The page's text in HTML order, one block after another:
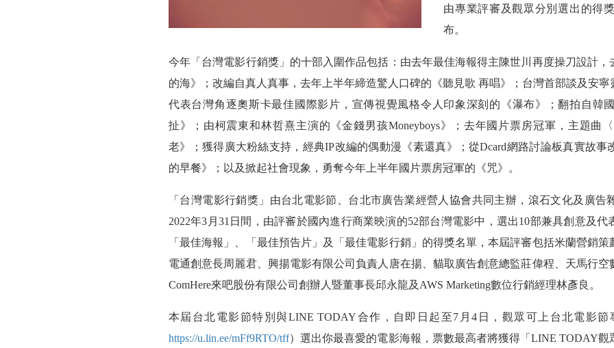
由專業評審及觀眾分別選出的得
布。
今年「台灣電影行銷獎」的十部入圍作品包括：由去年最佳海報得主陳世川再度操刀設計
的海》；改編自真人真事，去年上半年締造驚人口碑的《聽見歌 再唱》；台灣首部談及安寧
代表台灣角逐奧斯卡最佳國際影片，宣傳視覺風格令人印象深刻的《瀑布》；翻拍自韓
扯》；由柯震東和林哲熹主演的《金錢男孩Moneyboys》；去年國片票房冠軍，主題曲
老》；獲得廣大粉絲支持，經典IP改編的偶動漫《素還真》；從Dcard網路討論板真實故事
的早餐》；以及掀起社會現象，勇奪今年上半年國片票房冠軍的《咒》。
「台灣電影行銷獎」由台北電影節、台北市廣告業經營人協會共同主辦，滾石文化及廣告
2022年3 月 31 日間，由評審於國內進行商業映演的52部台灣電影中，選出10部兼具創意及代
「最佳海報」、「最佳預告片」及「最佳電影行銷」的得獎名單，本屆評審包括米蘭營銷
電通創意長周麗君、興揚電影有限公司負責人唐在揚、貓取廣告創意總監莊偉程、天馬行空
ComHere來吧股份有限公司創辦人暨董事長邱永龍及 AWS Marketing數位行銷經理林彥良。
本屆台北電影節特別與LINE TODAY合作，自即日起至7 月4 日，觀眾可上台北電影節
https://u.lin.ee/mFf9RTO/tff）選出你最喜愛的電影海報，票數最高者將獲得「LINE TODAY觀